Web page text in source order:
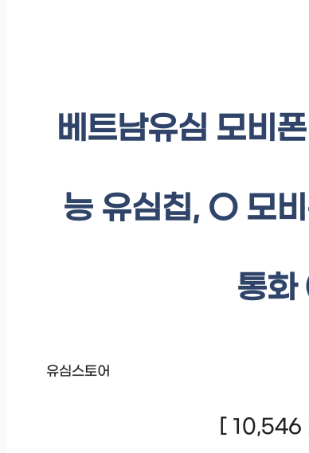
베트남유심 모비
능 유심칩, O 모
통화
유심스토어
[ 10,546